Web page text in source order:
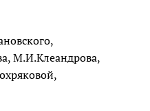
М.И.Клеандрова,